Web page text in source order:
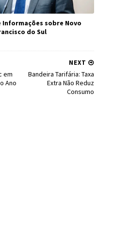
Informações sobre Novo
do Sul
NEXT
Bandeira Tarifária: Taxa
Extra Não Reduz
Consumo
em
Ano